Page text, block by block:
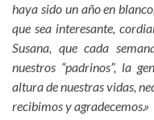
haya sido un año en
que sea interesante,
Susana, que cada
nuestros “padrinos”, la
altura de nuestras vidas,
recibimos y agradecemos.»